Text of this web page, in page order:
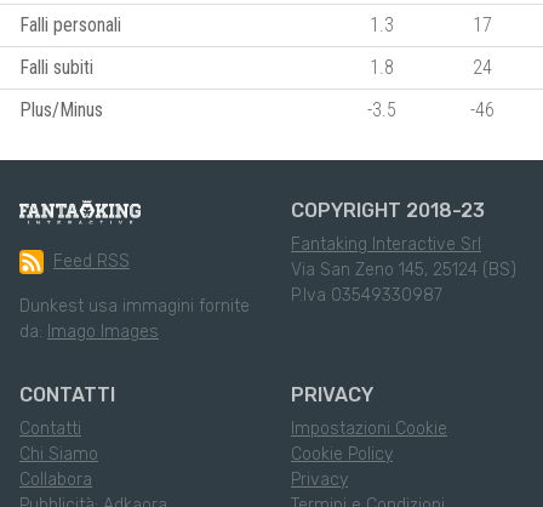
Falli personali
1.3
17
Falli subiti
1.8
24
Plus/Minus
-3.5 -46
Feed RSS
Dunkest usa immagini fornite
da: Imago Images
COPYRIGHT 2018-23
Fantaking Interactive Srl
Via San Zeno 145, 25124 (BS)
P.Iva 03549330987
CONTATTI
Contatti
Chi Siamo
Collabora
PRIVACY
Impostazioni Cookie
Cookie Policy
Privacy